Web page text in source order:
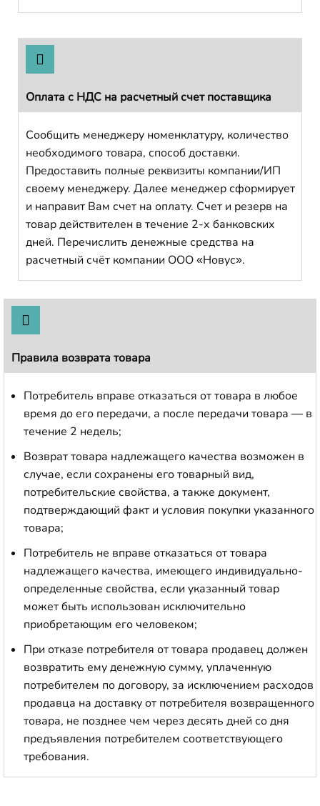
Оплата с НДС на расчетный счет поставщика
Сообщить менеджеру номенклатуру, количество
необходимого товара, способ доставки.
Предоставить полные реквизиты компании/ИП
своему менеджеру. Далее менеджер сформирует
и направит Вам счет на оплату. Счет и резерв на
товар действителен в течение 2-х банковских
дней. Перечислить денежные средства на
расчетный счёт компании ООО «Новус».
Правила возврата товара
Потребитель вправе отказаться от товара в любое
время до его передачи, а после передачи товара — в
течение 2 недель;
Возврат товара надлежащего качества возможен в
случае, если сохранены его товарный вид,
потребительские свойства, а также документ,
подтверждающий факт и условия покупки указанного
товара;
Потребитель не вправе отказаться от товара
надлежащего качества, имеющего индивидуально-
определенные свойства, если указанный товар
может быть использован исключительно
приобретающим его человеком;
При отказе потребителя от товара продавец должен
возвратить ему денежную сумму, уплаченную
потребителем по договору, за исключением расходов
продавца на доставку от потребителя возвращенного
товара, не позднее чем через десять дней со дня
предъявления потребителем соответствующего
требования.